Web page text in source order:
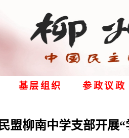
基层组织 参政议政
民盟柳南中学支部开展